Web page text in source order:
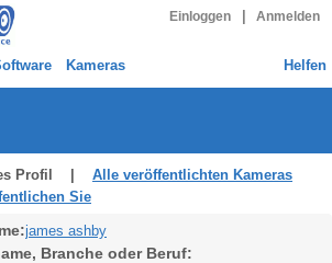
Einloggen Anmelden
Kameras Helfen
Profil | Alle veröffentlichten Kameras
Sie
james ashby
Branche oder Beruf: